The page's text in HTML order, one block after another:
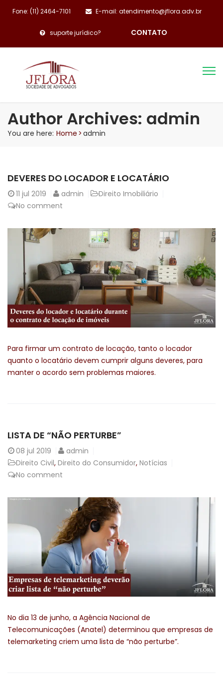
Fone: (11) 2464-7101 E-mail: atendimento@jflora.adv.br
suporte jurídico? CONTATO
Author Archives: admin
You are here: Home >admin
DEVERES DO LOCADOR E LOCATÁRIO
11 jul 2019 admin
Direito Imobiliário
No comment
Para firmar um contrato de locação, tanto o locador
quanto o locatário devem cumprir alguns deveres, para
manter o acordo sem problemas maiores.
LISTA DE “NÃO PERTURBE”
08 jul 2019
admin
Direito Civil, Direito do Consumidor, Notícias
No comment
No dia 13 de junho, a Agência Nacional de
Telecomunicações (Anatel) determinou que empresas de
telemarketing criem uma lista de “não perturbe”.